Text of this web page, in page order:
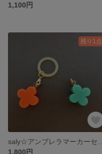
1,100円
残り1点
1,800円